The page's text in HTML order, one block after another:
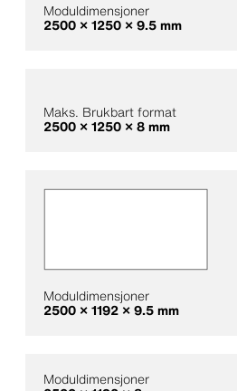
Moduldimensjoner
2500 × 1250 × 9.5 mm
Maks. Brukbart format
2500 × 1250 × 8 mm
Moduldimensjoner
2500 × 1192 × 9.5 mm
Moduldimensjoner